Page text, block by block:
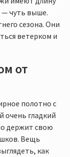
— чуть выше.
сезона. Они
ветерком и
от
полотно с
очень гладкий
держит свою
Вещь
как